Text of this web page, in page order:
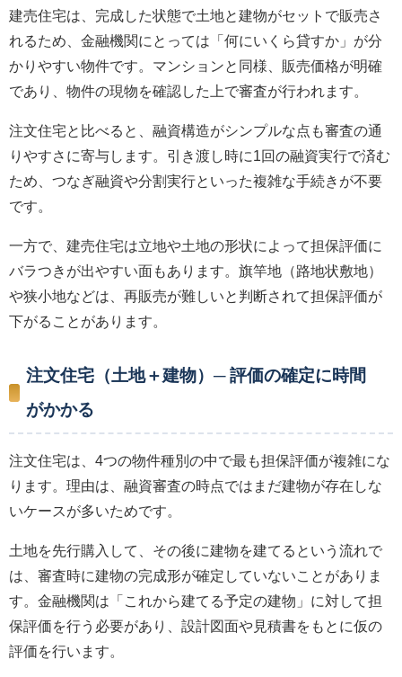
建売住宅は、完成した状態で土地と建物がセットで販売さ
れるため、金融機関にとっては「何にいくら貸すか」が分
かりやすい物件です。マンションと同様、販売価格が明確
であり、物件の現物を確認した上で審査が行われます。
注文住宅と比べると、融資構造がシンプルな点も審査の通
りやすさに寄与します。引き渡し時に1回の融資実行で済む
ため、つなぎ融資や分割実行といった複雑な手続きが不要
です。
一方で、建売住宅は立地や土地の形状によって担保評価に
バラつきが出やすい面もあります。旗竿地（路地状敷地）
や狭小地などは、再販売が難しいと判断されて担保評価が
下がることがあります。
注文住宅（土地＋建物）─ 評価の確定に時間
がかかる
注文住宅は、4つの物件種別の中で最も担保評価が複雑にな
ります。理由は、融資審査の時点ではまだ建物が存在しな
いケースが多いためです。
土地を先行購入して、その後に建物を建てるという流れで
は、審査時に建物の完成形が確定していないことがありま
す。金融機関は「これから建てる予定の建物」に対して担
保評価を行う必要があり、設計図面や見積書をもとに仮の
評価を行います。